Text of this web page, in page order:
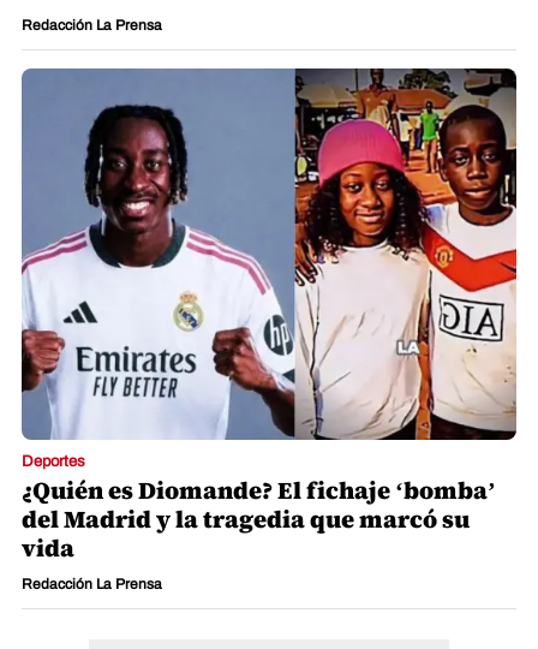
Redacción La Prensa
Deportes
¿Quién es Diomande? El fichaje ‘bomba’
del Madrid y la tragedia que marcó su
vida
Redacción La Prensa